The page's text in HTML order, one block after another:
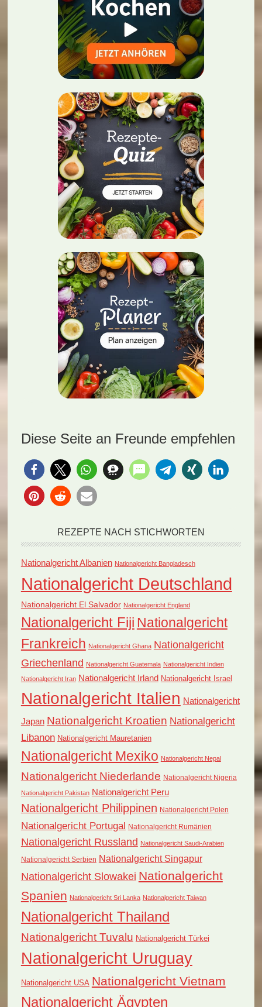
Diese Seite an Freunde empfehlen
REZEPTE NACH STICHWORTEN
Nationalgericht Albanien Nationalgericht Bangladesch
Nationalgericht Deutschland
Nationalgericht El Salvador Nationalgericht England
Nationalgericht Fiji Nationalgericht
Frankreich Nationalgericht Ghana Nationalgericht
Griechenland Nationalgericht Guatemala Nationalgericht Indien
Nationalgericht Iran Nationalgericht Irland Nationalgericht Israel
Nationalgericht Italien Nationalgericht
Japan Nationalgericht Kroatien Nationalgericht
Libanon Nationalgericht Mauretanien
Nationalgericht Mexiko Nationalgericht Nepal
Nationalgericht Niederlande Nationalgericht Nigeria
Nationalgericht Pakistan Nationalgericht Peru
Nationalgericht Philippinen Nationalgericht Polen
Nationalgericht Portugal Nationalgericht Rumänien
Nationalgericht Russland Nationalgericht Saudi-Arabien
Nationalgericht Serbien Nationalgericht Singapur
Nationalgericht Slowakei Nationalgericht
Spanien Nationalgericht Sri Lanka Nationalgericht Taiwan
Nationalgericht Thailand
Nationalgericht Tuvalu Nationalgericht Türkei
Nationalgericht Uruguay
Nationalgericht USA Nationalgericht Vietnam
Nationalgericht Ägypten